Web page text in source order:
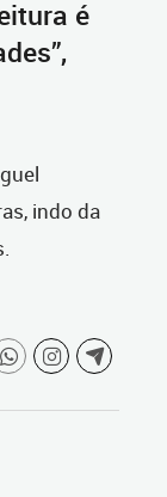
é
indo da